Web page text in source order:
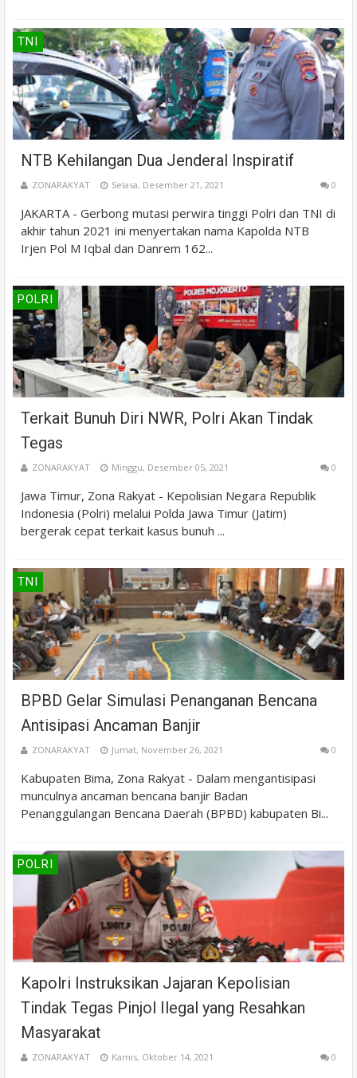
TNI
NTB Kehilangan Dua Jenderal Inspiratif
ZONARAKYAT Selasa, Desember 21, 2021 0
JAKARTA - Gerbong mutasi perwira tinggi Polri dan TNI di
akhir tahun 2021 ini menyertakan nama Kapolda NTB
Irjen Pol M Iqbal dan Danrem 162...
POLRI
Terkait Bunuh Diri NWR, Polri Akan Tindak
Tegas
ZONARAKYAT Minggu, Desember 05, 2021 0
Jawa Timur, Zona Rakyat - Kepolisian Negara Republik
Indonesia (Polri) melalui Polda Jawa Timur (Jatim)
bergerak cepat terkait kasus bunuh ...
TNI
BPBD Gelar Simulasi Penanganan Bencana
Antisipasi Ancaman Banjir
ZONARAKYAT Jumat, November 26, 2021 0
Kabupaten Bima, Zona Rakyat - Dalam mengantisipasi
munculnya ancaman bencana banjir Badan
Penanggulangan Bencana Daerah (BPBD) kabupaten Bi...
POLRI
Kapolri Instruksikan Jajaran Kepolisian
Tindak Tegas Pinjol Ilegal yang Resahkan
Masyarakat
ZONARAKYAT Kamis, Oktober 14, 2021 0